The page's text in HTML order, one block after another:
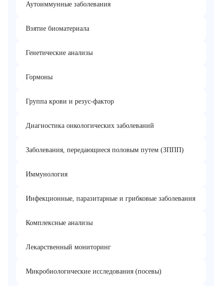
Аутоиммунные заболевания
Взятие биоматериала
Генетические анализы
Гормоны
Группа крови и резус-фактор
Диагностика онкологических заболеваний
Заболевания, передающиеся половым путем (ЗППП)
Иммунология
Инфекционные, паразитарные и грибковые заболевания
Комплексные анализы
Лекарственный мониторинг
Микробиологические исследования (посевы)